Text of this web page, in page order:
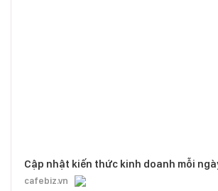
Cập nhật kiến thức kinh doanh mỗi
cafebiz.vn